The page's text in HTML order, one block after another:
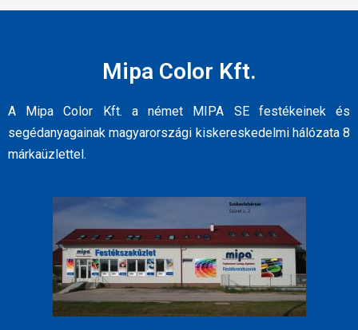
Mipa Color Kft.
A Mipa Color Kft. a német MIPA SE festékeinek és
segédanyagainak magyarországi kiskereskedelmi hálózata 8
márkaüzlettel.